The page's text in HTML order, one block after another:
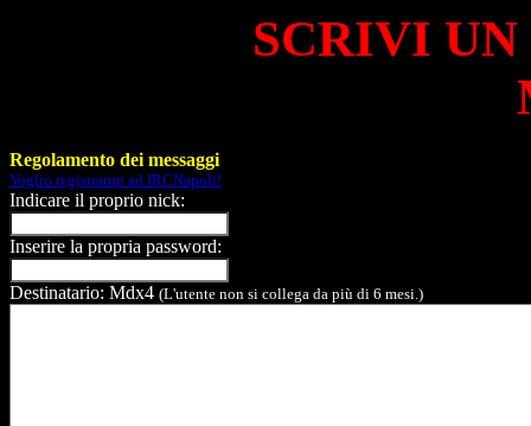
SCRIVI
Regolamento dei messaggi
Voglio registrarmi ad IRCNapoli!
Indicare il proprio nick:
Inserire la propria password:
Destinatario: Mdx4 (L'utente non si collega da più di 6 mesi.)